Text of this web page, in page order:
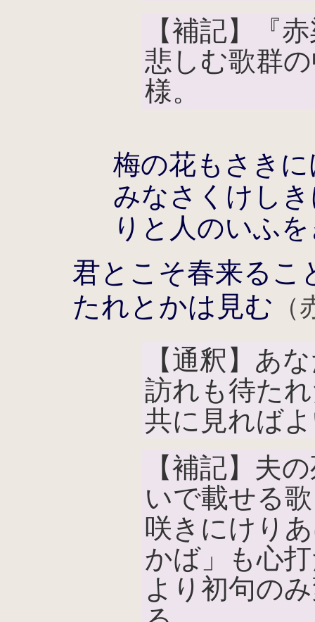
【補記】『
悲しむ歌群
様。
梅の花もさき
みなさくけし
りと人のいふ
君とこそ春来るこ
たれとかは見む
【通釈】あ
訪れも待た
共に見れば
【補記】夫
いで載せる
咲きにけり
かば」も心
より初句の